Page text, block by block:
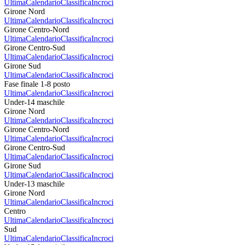
UltimaCalendarioClassificaIncroci
Girone Nord
UltimaCalendarioClassificaIncroci
Girone Centro-Nord
UltimaCalendarioClassificaIncroci
Girone Centro-Sud
UltimaCalendarioClassificaIncroci
Girone Sud
UltimaCalendarioClassificaIncroci
Fase finale 1-8 posto
UltimaCalendarioClassificaIncroci
Under-14 maschile
Girone Nord
UltimaCalendarioClassificaIncroci
Girone Centro-Nord
UltimaCalendarioClassificaIncroci
Girone Centro-Sud
UltimaCalendarioClassificaIncroci
Girone Sud
UltimaCalendarioClassificaIncroci
Under-13 maschile
Girone Nord
UltimaCalendarioClassificaIncroci
Centro
UltimaCalendarioClassificaIncroci
Sud
UltimaCalendarioClassificaIncroci